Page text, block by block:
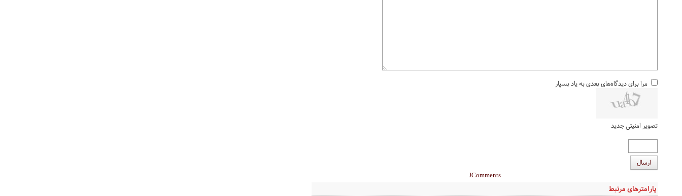
پارامترهای مرتبط
مرا برای دیدگاه‌های بعدی به یاد بسپار
تصویر امنیتی جدید
ارسال
JComments